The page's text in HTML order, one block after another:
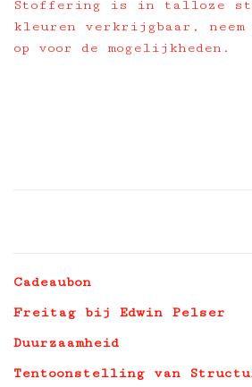
Stoffering is in talloze
kleuren verkrijgbaar, neem
op voor de mogelijkheden.
Cadeaubon
Freitag bij Edwin Pelser
Duurzaamheid
Tentoonstelling van